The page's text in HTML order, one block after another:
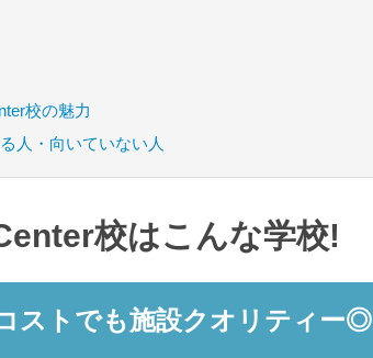
校の魅力
人・向いていない人
校はこんな学校!
ストでも施設クオリティー◎